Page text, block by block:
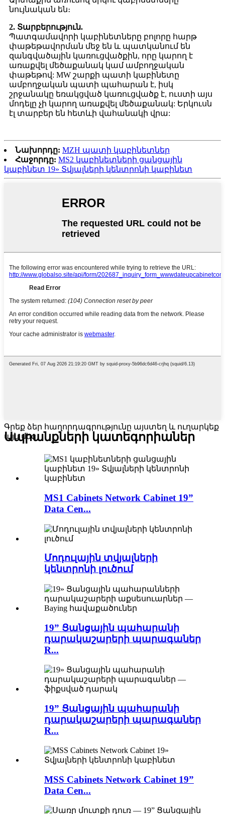
նույնական են։
2. Տարբերություն.
Պատգամավորի կաբինետները բոլորը հարթ
փաթեթավորման մեջ են և պատկանում են
զանգվածային կառուցվածքին, որը կարող է
առաքվել մեծաքանակ կամ ամբողջական
փաթեթով: MW շարքի պատի կաբինետը
ամբողջական պատի պահարան է, իսկ
շրջանակը եռակցված կառուցվածք է, ուստի այս
մոդելը չի ​​կարող առաքվել մեծաքանակ: Երկուսն
էլ տարբեր են հետևի վահանակի վրա:
Նախորդը: MZH պատի կաբինետներ
Հաջորդը: MS2 կաբինետների ցանցային
կաբինետ 19» Տվյալների կենտրոնի կաբինետ
Գրեք ձեր հաղորդագրությունը այստեղ և ուղարկեք
այն մեզ
Ապրանքների կատեգորիաներ
MS1 Cabinets Network Cabinet 19”
Data Cen...
Մոդուլային տվյալների
կենտրոնի լուծում
19” Ցանցային պահարանի
դարակաշարերի պարագաներ
R...
19” Ցանցային պահարանի
դարակաշարերի պարագաներ
R...
MSS Cabinets Network Cabinet 19”
Data Cen...